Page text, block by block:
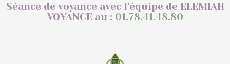
Séance de voyance avec l'équipe de ELEMIAH
VOYANCE au : 01.78.41.48.80